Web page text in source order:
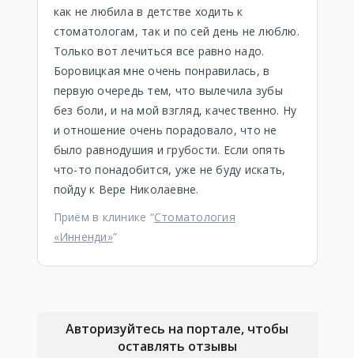
как не любила в детстве ходить к
стоматологам, так и по сей день не люблю.
Только вот лечиться все равно надо.
Боровицкая мне очень понравилась, в
первую очередь тем, что вылечила зубы
без боли, и на мой взгляд, качественно. Ну
и отношение очень порадовало, что не
было равнодушия и грубости. Если опять
что-то понадобится, уже не буду искать,
пойду к Вере Николаевне.
Приём в клинике “Стоматология
«Инненди»”
Авторизуйтесь на портале, чтобы
оставлять отзывы